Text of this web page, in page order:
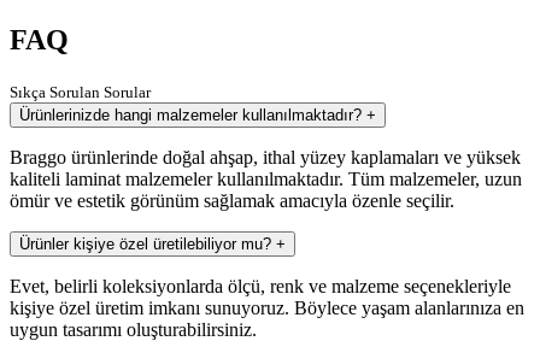
FAQ
Sıkça Sorulan Sorular
Ürünlerinizde hangi malzemeler kullanılmaktadır? +
Braggo ürünlerinde doğal ahşap, ithal yüzey kaplamaları ve yüksek
kaliteli laminat malzemeler kullanılmaktadır. Tüm malzemeler, uzun
ömür ve estetik görünüm sağlamak amacıyla özenle seçilir.
Ürünler kişiye özel üretilebiliyor mu? +
Evet, belirli koleksiyonlarda ölçü, renk ve malzeme seçenekleriyle
kişiye özel üretim imkanı sunuyoruz. Böylece yaşam alanlarınıza en
uygun tasarımı oluşturabilirsiniz.